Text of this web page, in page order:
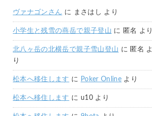
ヴァナゴンさん に まさはし より
小学生と残雪の燕岳で親子登山 に 匿名 より
北八ヶ岳の北横岳で親子雪山登山 に 匿名 よ
り
松本へ移住します に Poker Online より
松本へ移住します に u10より